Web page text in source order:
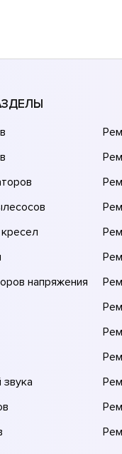
напряжения